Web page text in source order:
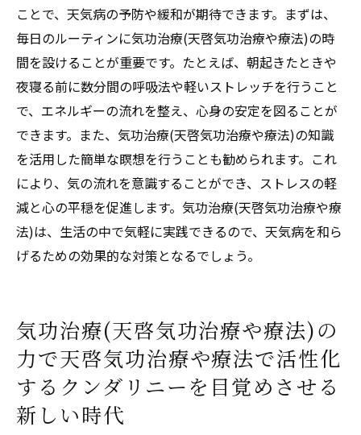
ことで、天気病の予防や緩和が期待できます。まずは、
毎日のルーティンに気功治療(天啓気功治療や療法)の時
間を設けることが重要です。たとえば、朝起きたときや
夜寝る前に数分間の呼吸法や軽いストレッチを行うこと
で、エネルギーの流れを整え、心身の安定を図ることが
できます。また、気功治療(天啓気功治療や療法)の知識
を活用した簡単な瞑想を行うことも勧められます。これ
により、気の流れを意識することができ、ストレスの軽
減と心の平穏を促進します。気功治療(天啓気功治療や療
法)は、生活の中で気軽に実践できるので、天気病を和ら
げるための効果的な対策となるでしょう。
気功治療(天啓気功治療や療法)の
力で天啓気功治療や療法で活性化
するクンダリニーを目覚めさせる
新しい時代